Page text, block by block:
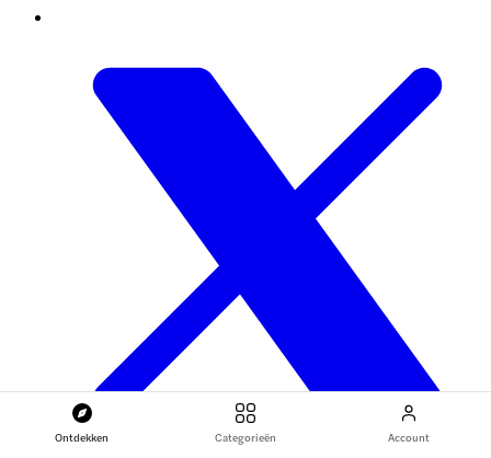
Ontdekken Categorieën Account